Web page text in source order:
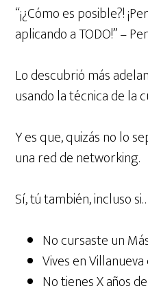
“¡¿Cómo es posible?!
aplicando a TODO!” –
Lo descubrió más
usando la técnica de la
Y es que, quizás no lo
una red de networking.
Sí, tú también, incluso si…
No cursaste un
Vives en
No tienes X años